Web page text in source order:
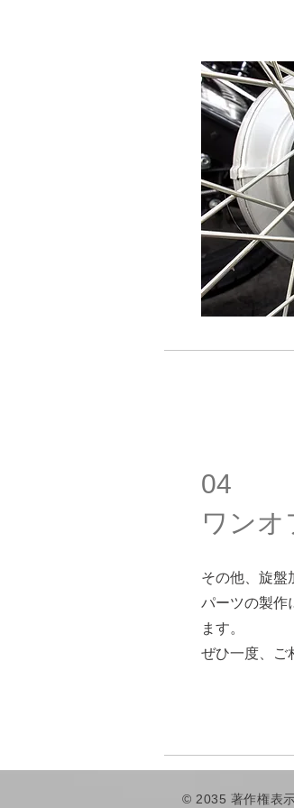
04
ワンオ
その他、旋盤
パーツの製作
ます。
ぜひ一度、ご
© 2035 著作権表